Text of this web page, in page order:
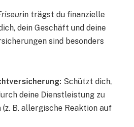
in trägst du finanzielle
dein Geschäft und deine
sind besonders
Schützt dich,
deine Dienstleistung zu
(z. B. allergische Reaktion auf